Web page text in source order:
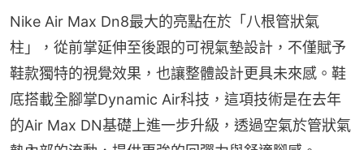
Nike Air Max Dn8最大的亮點在於「八根管狀氣
柱」，從前掌延伸至後跟的可視氣墊設計，不僅賦予
鞋款獨特的視覺效果，也讓整體設計更具未來感。鞋
底搭載全腳掌Dynamic Air科技，這項技術是在去年
的Air Max DN基礎上進一步升級，透過空氣於管狀氣